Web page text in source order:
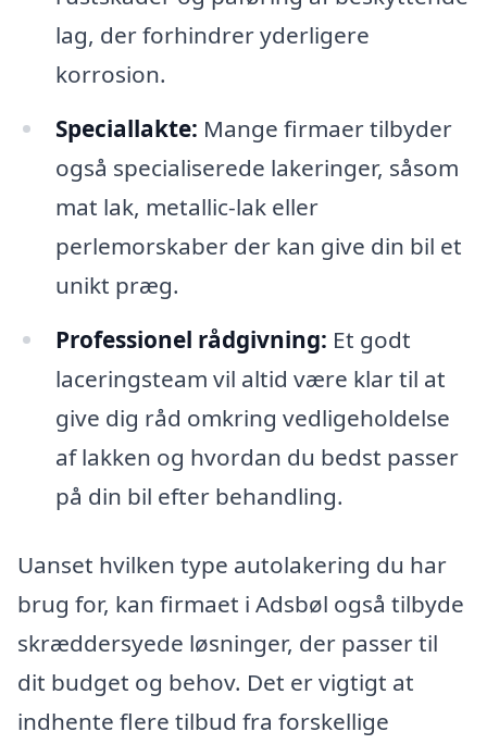
lag, der forhindrer yderligere
korrosion.
Speciallakte: Mange firmaer tilbyder
også specialiserede lakeringer, såsom
mat lak, metallic-lak eller
perlemorskaber der kan give din bil et
unikt præg.
Professionel rådgivning: Et godt
laceringsteam vil altid være klar til at
give dig råd omkring vedligeholdelse
af lakken og hvordan du bedst passer
på din bil efter behandling.
Uanset hvilken type autolakering du har
brug for, kan firmaet i Adsbøl også tilbyde
skræddersyede løsninger, der passer til
dit budget og behov. Det er vigtigt at
indhente flere tilbud fra forskellige